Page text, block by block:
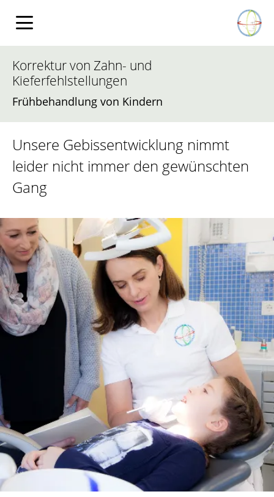
Korrektur von Zahn- und
Kieferfehlstellungen
Frühbehandlung von Kindern
Unsere Gebissentwicklung nimmt
leider nicht immer den gewünschten
Gang